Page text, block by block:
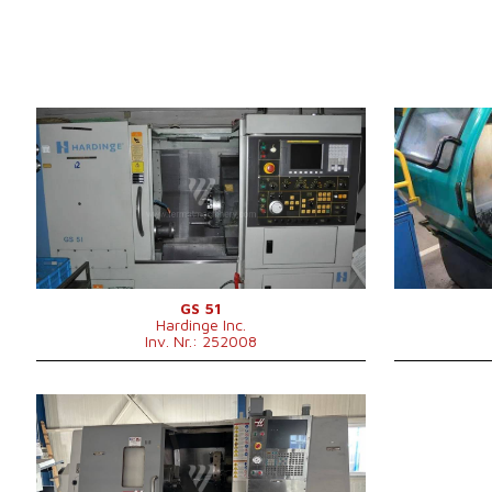
Baujahr:
2010
Kontrollsystem
ja
Steuerung Fanuc
0i - TD
Drehdurchmesser 356 mm
Drehlänge
610 mm
Schrägbett
ja
Spindelbohrung
52 mm
Revolverkopf
ja
GS 51
Hardinge Inc.
Inv. Nr.: 252008
Baujahr:
Steuerung
Drehlänge
Schrägbett
Revolverkopf
2009
Kontrollsystem
ja
Steuerung Haas
Drehdurchmesser
762 mm